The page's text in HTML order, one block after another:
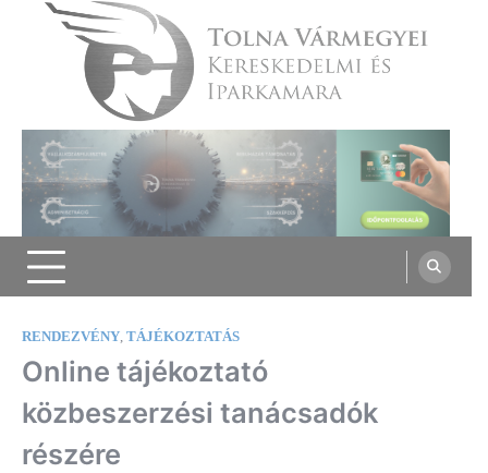
Tolna Vármegyei Kereskedelmi és
Iparkamara
RENDEZVÉNY, TÁJÉKOZTATÁS
Online tájékoztató
közbeszerzési tanácsadók
részére